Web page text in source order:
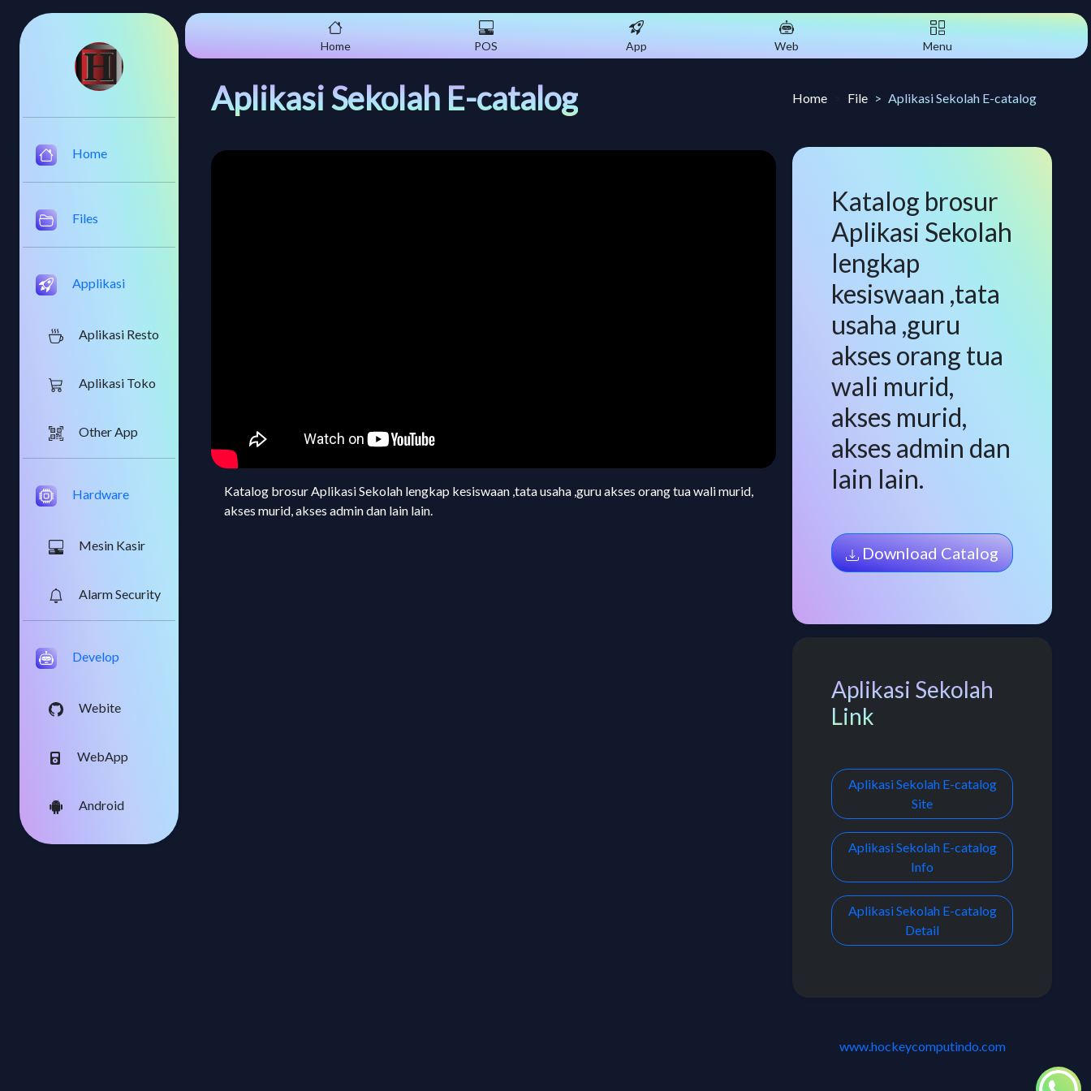
Home
Files
Applikasi
Aplikasi Resto
Aplikasi Toko
Other App
Hardware
Mesin Kasir
Alarm Security
Develop
Webite
WebApp
Android
Home POS App Web Menu
Aplikasi Sekolah E-catalog Home File Aplikasi Sekolah E-catalog
Katalog brosur Aplikasi Sekolah lengkap kesiswaan ,tata usaha ,guru akses orang tua wali murid,
akses murid, akses admin dan lain lain.
Katalog brosur
Aplikasi Sekolah
lengkap
kesiswaan ,tata
usaha ,guru
akses orang tua
wali murid,
akses murid,
akses admin dan
lain lain.
Download Catalog
Aplikasi Sekolah
Link
Aplikasi Sekolah E-catalog
Site
Aplikasi Sekolah E-catalog
Info
Aplikasi Sekolah E-catalog
Detail
www.hockeycomputindo.com